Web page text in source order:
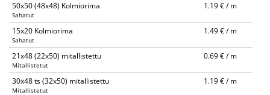
50x50 (48x48) Kolmiorima
Sahatut
1.19 € / m
15x20 Kolmiorima
Sahatut
1.49 € / m
21x48 (22x50) mitallistettu
Mitallistetut
0.69 € / m
30x48 ts (32x50) mitallistettu
Mitallistetut
1.19 € / m